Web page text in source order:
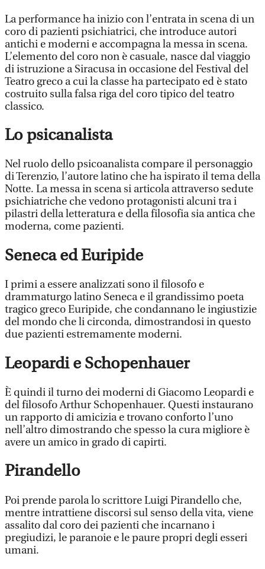
La performance ha inizio con l’entrata in scena di un
coro di pazienti psichiatrici, che introduce autori
antichi e moderni e accompagna la messa in scena.
L’elemento del coro non è casuale, nasce dal viaggio
di istruzione a Siracusa in occasione del Festival del
Teatro greco a cui la classe ha partecipato ed è stato
costruito sulla falsa riga del coro tipico del teatro
classico.
Lo psicanalista
Nel ruolo dello psicoanalista compare il personaggio
di Terenzio, l’autore latino che ha ispirato il tema della
Notte. La messa in scena si articola attraverso sedute
psichiatriche che vedono protagonisti alcuni tra i
pilastri della letteratura e della filosofia sia antica che
moderna, come pazienti.
Seneca ed Euripide
I primi a essere analizzati sono il filosofo e
drammaturgo latino Seneca e il grandissimo poeta
tragico greco Euripide, che condannano le ingiustizie
del mondo che li circonda, dimostrandosi in questo
due pazienti estremamente moderni.
Leopardi e Schopenhauer
È quindi il turno dei moderni di Giacomo Leopardi e
del filosofo Arthur Schopenhauer. Questi instaurano
un rapporto di amicizia e trovano conforto l’uno
nell’altro dimostrando che spesso la cura migliore è
avere un amico in grado di capirti.
Pirandello
Poi prende parola lo scrittore Luigi Pirandello che,
mentre intrattiene discorsi sul senso della vita, viene
assalito dal coro dei pazienti che incarnano i
pregiudizi, le paranoie e le paure propri degli esseri
umani.